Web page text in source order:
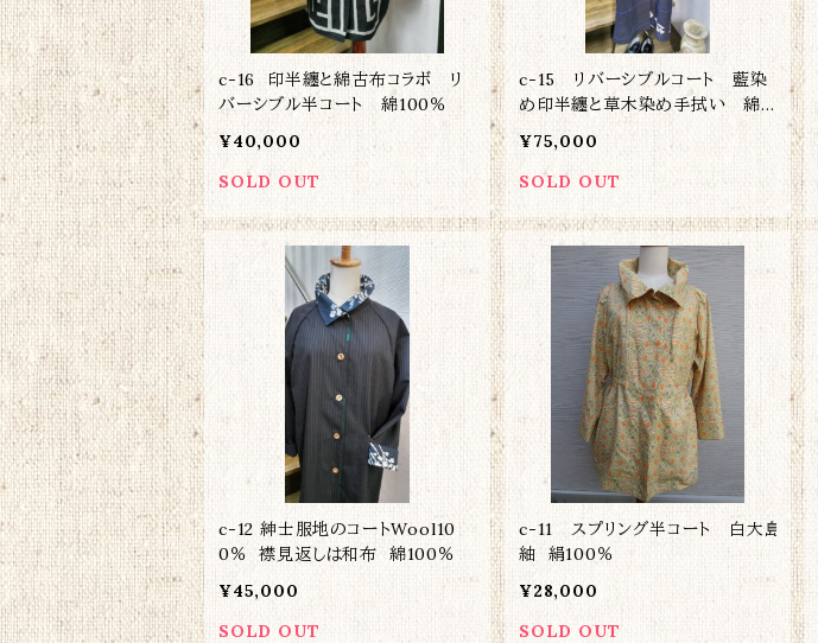
c-16 印半纏と綿古布コラボ リ
バーシブル半コート 綿100％
¥40,000
SOLD OUT
c-15 リバーシブルコート 藍染
め印半纏と草木染め手拭い 綿1
¥75,000
SOLD OUT
c-12 紳士服地のコートWool10
0％ 襟見返しは和布 綿100％
¥45,000
SOLD OUT
c-11 スプリング半コート 白大島
紬 絹100％
¥28,000
SOLD OUT